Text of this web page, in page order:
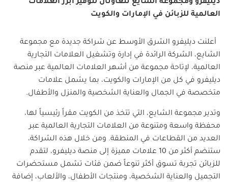
ديليفرو ومجموعة الشايع تتعاونان لتوفير أبرز العلامات
العالمية للزبائن في الإمارات والكويت
أعلنت ديليفرو الشرق الأوسط عن شراكة جديدة مع مجموعة
الشايع، الشركة الرائدة في إدارة وتشغيل العلامات التجارية
العالمية، لإتاحة مجموعة من أشهر العلامات العالمية عبر منصة
ديليفرو في كل من الإمارات والكويت، بما يشمل علامات
متخصصة في الجمال والعناية الشخصية والمنزل والأطفال.
وتدير مجموعة الشايع، التي تتخذ من الكويت مقراً رئيسياً لها،
محفظة واسعة ومتنوعة من العلامات التجارية العالمية عبر
العديد من القطاعات في المنطقة. ومن خلال هذه الشراكة،
ستنضم أكثر من 10 علامات مميزة إلى منصة ديليفرو، لتقدم
للزبائن تجربة تسوق أكثر تنوعاً ضمن فئات تشمل مستحضرات
التجميل والعناية الشخصية، ومنتجات الأطفال، والألعاب، إضافة